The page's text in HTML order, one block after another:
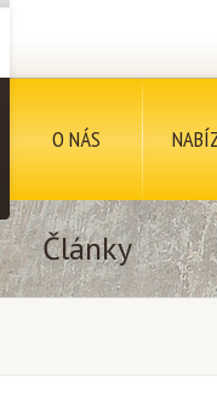
O NÁS
Články